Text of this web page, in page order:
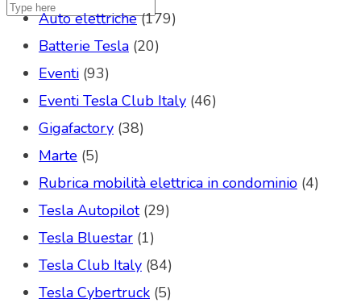
Auto elettriche(179)
Batterie Tesla (20)
Eventi (93)
Eventi Tesla Club Italy (46)
Gigafactory (38)
Marte (5)
Rubrica mobilità elettrica in condominio (4)
Tesla Autopilot(29)
Tesla Bluestar (1)
Tesla Club Italy (84)
Tesla Cybertruck (5)